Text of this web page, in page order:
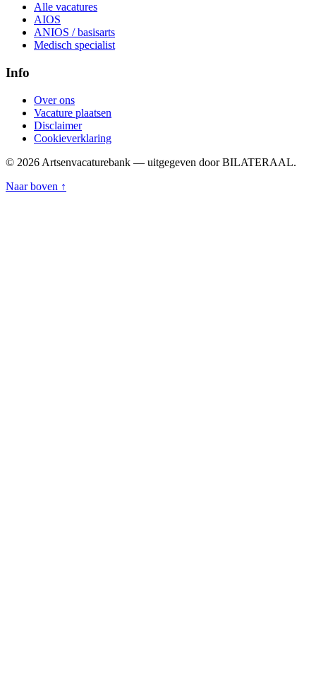
Alle vacatures
AIOS
ANIOS / basisarts
Medisch specialist
Info
Over ons
Vacature plaatsen
Disclaimer
Cookieverklaring
© 2026 Artsenvacaturebank — uitgegeven door BILATERAAL.
Naar boven ↑